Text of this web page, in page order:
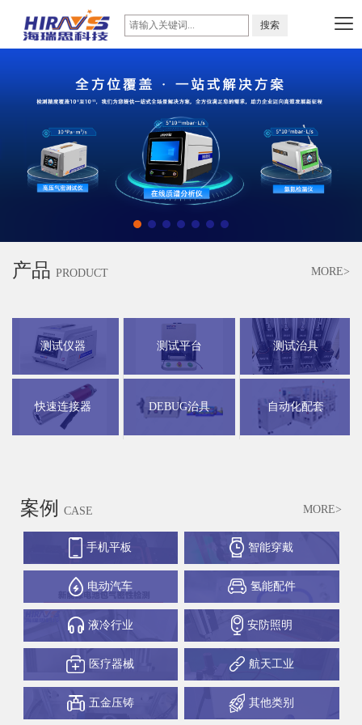
产品 PRODUCT MORE>
测试仪器 测试平台 测试治具
快速连接器 DEBUG治具 自动化配套
案例 CASE MORE>
手机平板 智能穿戴
电动汽车 氢能配件
液冷行业 安防照明
医疗器械 航天工业
五金压铸 其他类别